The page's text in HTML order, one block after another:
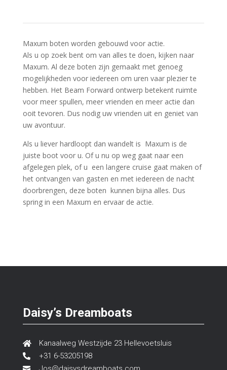
Maxum boten worden gebouwd voor actie.
Als u op zoek bent om van alles te doen, kijken naar
Maxum. Al deze boten zijn gemaakt met genoeg
mogelijkheden voor iedereen om uren vaar plezier te
hebben. Het Beam Forward ontwerp betekent ruimte
voor meer spullen, meer vrienden en meer actie dan
ooit tevoren. Dus nodig uw vrienden uit en geniet van
uw avontuur.
Als u liever hardloopt dan wandelt is Maxum is de
juiste boot voor u. Of u nu op weg gaat naar een
afgelegen plek, of u een langere cruise gaat maken of
het ontvangen van gasten en met iedereen de nacht
doorbrengen, deze boten kunnen bijna alles. Dus
spring in een Maxum en ervaar de actie.
Daisy’s Dreamboats
 Kanaalweg Westzijde 23 Hellevoetsluis
 +31 6-53205198